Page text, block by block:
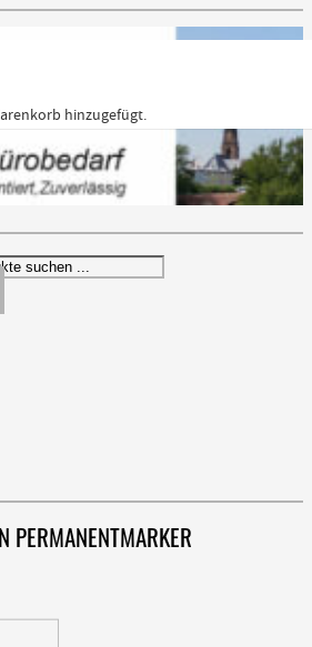
hinzugefügt.
PERMANENTMARKER